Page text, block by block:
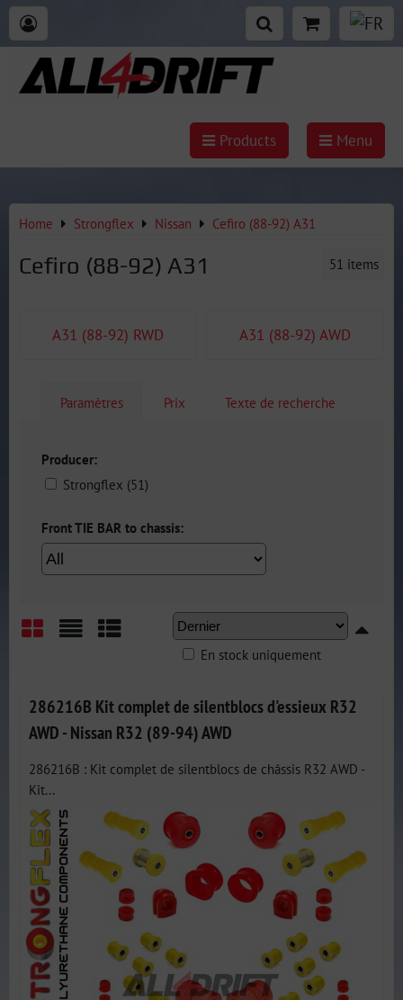
Products Menu
Home Strongflex Nissan Cefiro (88-92) A31
Cefiro (88-92) A31 51 items
A31 (88-92) RWD A31 (88-92) AWD
Paramètres Prix Texte de recherche
Producer:
Strongflex (51)
Front TIE BAR to chassis:
En stock uniquement
286216B Kit complet de silentblocs d'essieux R32
AWD - Nissan R32 (89-94) AWD
286216B : Kit complet de silentblocs de châssis R32 AWD -
Kit...